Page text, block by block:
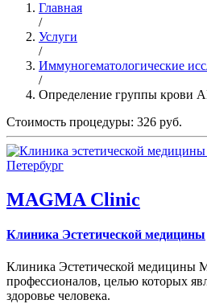
Главная
/
Услуги
/
Иммуногематологические
/
Определение группы крови
Стоимость процедуры: 326 руб.
MAGMA Clinic
Клиника Эстетической медицины
Клиника Эстетической медицины
профессионалов, целью которых
здоровье человека.